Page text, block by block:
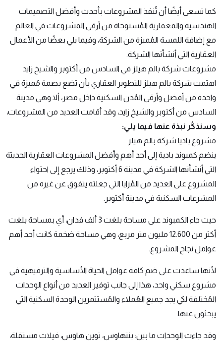
كما تسعى أيضًا أن تُنفذ المشروعات بأحدث وأفضل التصميمات
الهندسية والمعمارية المُستوحاة من أرقى المشروعات في العالم
مع إضافة اللمسة المُميزة من الشركة، وفيما يلي بعضًا من الأعمال
العقارية التي أنشأتها الشركة.
مشروعات شركة بالم هيلز في السادس من أكتوبر والشيخ زايد
اهتمت شركة بالم هيلز للتطوير العقاري بأن تضع بصمة مُميزة في
واحدة من أفضل وأرقى المُدن السكنية داخل مصر، ألا وهي مدينة
السادس من أكتوبر والشيخ زايد، وقد أقامت العديد من المشروعات،
وسنذكُر نبذة عنها فيما يلي:
مشروع باديا شركة بالم هيلز
ينضم كمبوند بادية إلى أحد أهم وأفضل المشروعات العقارية الحديثة
التي أنشأتها الشركة في مدينة 6 أكتوبر، وذلك يرجع إلى احتواء
المشروع على العديد من المُزايا التي جعلته يتفوق عن غيره من
المشرعات السكنية في مدينة أكتوبر.
حيث جاء الكمبوند على مساحة بلغت 3 ألف فدان، أي بمساحة بلغت
أكثر من 12.600 مليون متر مربع، وهي مساحة ضخمة كانت أحد أهم
عوامل نجاح المشروع.
لأنها ساعدت على ضم كافة عوامل الحياة الأساسية والترفيهية في
مشروع سكني واحد، هذا إلى جانب توفير العديد من أنواع الوحدات
المُختلفة لكي يجد جميع العُملاء والمُستثمرين الوحدة السكنية التي
يبحثون عنها.
وقد جاءت الوحدات ما بين: بنتهاوس، توين هاوس، فيلات مستقلة،